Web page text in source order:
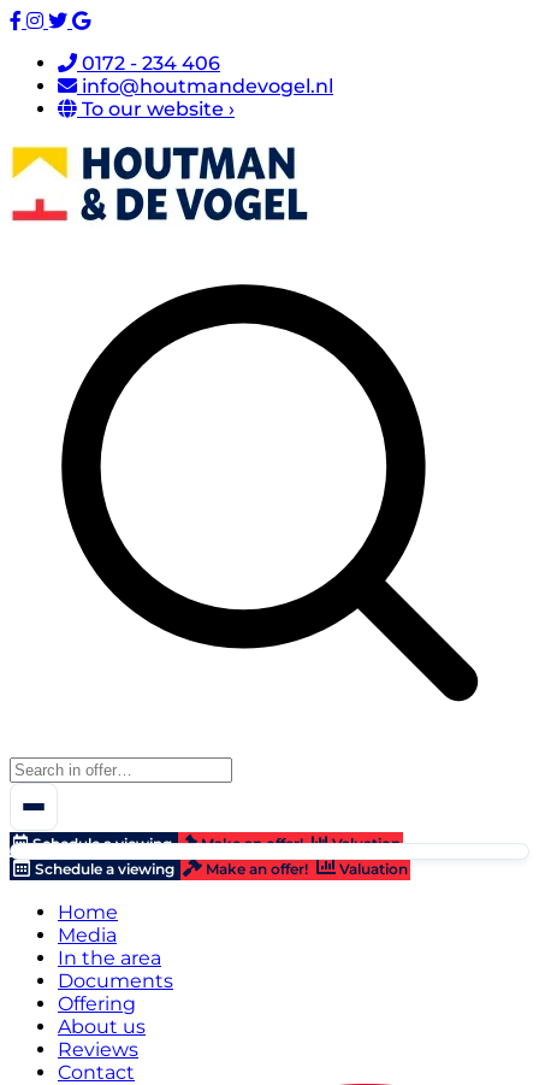
0172 - 234 406
info@houtmandevogel.nl
To our website ›
Schedule a viewing Make an offer!
Valuation
Schedule a viewing
Make an offer! Valuation
Home
Media
In the area
Documents
Offering
About us
Reviews
Contact